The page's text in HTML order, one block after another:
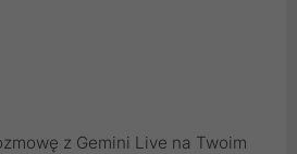
z Gemini Live na Twoim